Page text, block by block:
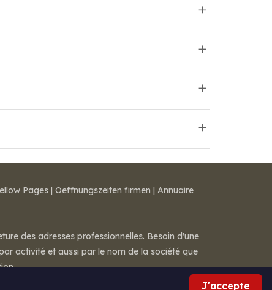
J'accepte
Pages | Oeffnungszeiten firmen | Annuaire
des adresses professionnelles. Besoin d'une
activité et aussi par le nom de la société que